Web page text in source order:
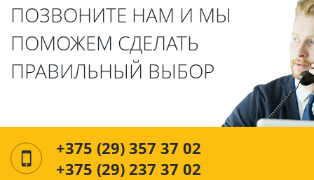
ПОЗВОНИТЕ НАМ И МЫ
ПОМОЖЕМ СДЕЛАТЬ
ПРАВИЛЬНЫЙ ВЫБОР
+375 (29) 357 37 02
+375 (29) 237 37 02